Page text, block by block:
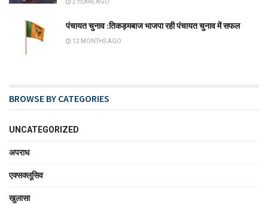
2 YEARS AGO
पंचायत चुनाव :तिकड़मबाज भाजपा रही पंचायत चुनाव में सफल
12 MONTHS AGO
BROWSE BY CATEGORIES
UNCATEGORIZED
अपराध
एक्सक्लूसिव
खुलासा